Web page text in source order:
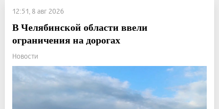
12:51, 8 авг 2026
В Челябинской области ввели
ограничения на дорогах
Новости